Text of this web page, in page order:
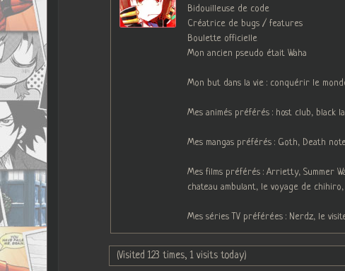
Bidouilleuse de code
Créatrice de bugs / features
Boulette officielle
Mon ancien pseudo était Waha
Mon but dans la vie : conquérir le
Mes animés préférés : host club, black
Mes mangas préférés : Goth, Death
Mes films préférés : Arrietty, Summer
chateau ambulant, le voyage de
Mes séries TV préférées : Nerdz, le
(Visited 123 times, 1 visits today)